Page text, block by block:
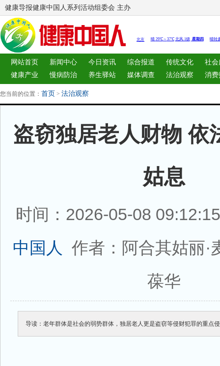
健康导报健康中国人系列活动组委会 主办
网站首页 新闻中心 今日资讯 综合报道 传统文化
社会
健康产业
慢病防治 养生驿站 媒体调查 法治观察
消费
您当前的位置： 首页 > 法治观察
盗窃独居老人财物 依
姑息
时间：2026-05-08
中国人
作者：阿合其姑丽·
葆华
导读：老年群体是社会的弱势群体，独居老人更是盗窃等侵财犯罪的重点